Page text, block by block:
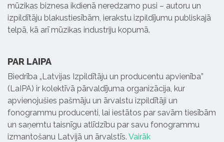
mūzikas biznesa ikdienā neredzamo pusi – autoru un
izpildītāju blakustiesībām, ierakstu izpildījumu publiskajā
telpā, kā arī mūzikas industriju kopumā.
PAR LAIPA
Biedrība „Latvijas Izpildītāju un producentu apvienība”
(LaIPA) ir kolektīvā pārvaldījuma organizācija, kur
apvienojušies pašmāju un ārvalstu izpildītāji un
fonogrammu producenti, lai iestātos par savām tiesībām
un saņemtu taisnīgu atlīdzību par savu fonogrammu
izmantošanu Latvijā un ārvalstīs. Vairāk